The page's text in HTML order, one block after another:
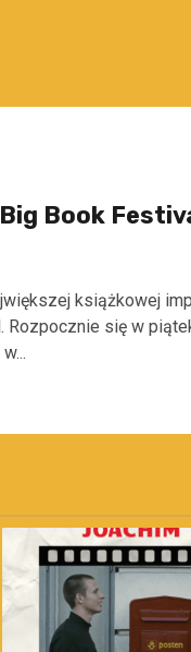
Book
książkowej
Rozpocznie się w